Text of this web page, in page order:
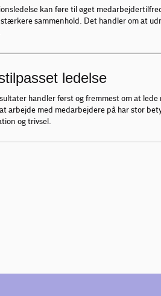
kan føre til øget
sammenhold. Det handler om at
ledelse
handler først og fremmest om at lede
arbejde med medarbejdere på har stor
og trivsel.